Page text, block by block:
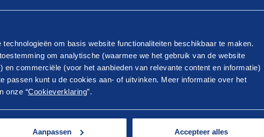
om basis website functionaliteiten beschikbaar te maken.
om analytische (waarmee we het gebruik van de website
en commerciële (voor het aanbieden van relevante content en informatie)
passen kunt u de cookies aan- of uitvinken. Meer informatie over het
onze “Cookieverklaring”.
Aanpassen Accepteer alles
en Divosa werken we momenteel ook aan een actualisatie van de
voor de Participatiewet in beeld brengt. Deze tool komt